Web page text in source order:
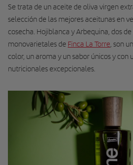
Se trata de un aceite de oliva virgen
selección de las mejores aceitunas en
cosecha. Hojiblanca y Arbequina, dos
monovarietales de Finca La Torre, son
color, un aroma y un sabor únicos y con
nutricionales excepcionales.